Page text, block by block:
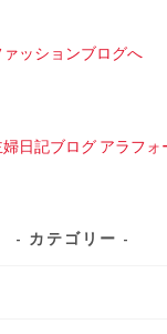
カテゴリー